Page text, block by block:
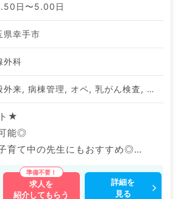
日〜5.00日
県幸手市
外科
一般外来, 病棟管理, オペ, 乳がん検査, 救急対応
★
能◎
育て中の先生にもおすすめ◎
グループ病院でのご勤務です。
求人を
紹介してもらう
詳細を
見る